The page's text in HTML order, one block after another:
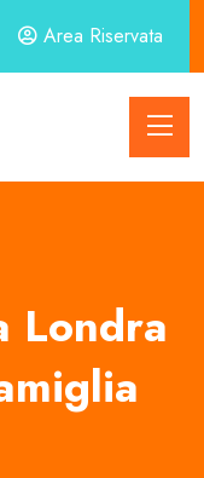
Area Riservata
Londra